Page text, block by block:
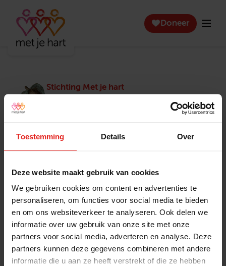
Toestemming Details Over
Deze website maakt gebruik van cookies
We gebruiken cookies om content en advertenties te
personaliseren, om functies voor social media te bieden
en om ons websiteverkeer te analyseren. Ook delen we
informatie over uw gebruik van onze site met onze
partners voor social media, adverteren en analyse. Deze
partners kunnen deze gegevens combineren met andere
informatie die u aan ze heeft verstrekt of die ze hebben
Doneer
Stichting Met je hart
Stichting Met je hart laat ouderen die zich
eenzaam voelen weer genieten en inspireert
winnaar van het Appeltje van Oranje.
Actuele vacatures
Pers en media
Jaarverslag 2025
Contact
Klachtenprocedure
Privacyverklaring
Opzeggen
Volg ons
Aanmeldennieuwsbrief